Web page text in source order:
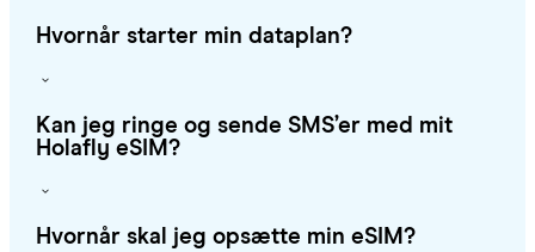
Hvornår starter min dataplan?
Kan jeg ringe og sende SMS’er med mit
Holafly eSIM?
Hvornår skal jeg opsætte min eSIM?